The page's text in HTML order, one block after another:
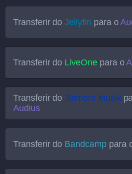
Transferir doJellyfin para o
Transferir do LiveOnepara o
Transferir doTelmore Musik
Audius
Transferir do Bandcamppara